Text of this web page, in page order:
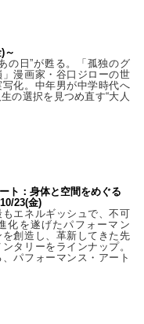
～
の日”が甦る。「孤独のグ
漫画家・谷口ジローの世
化。中年男が中学時代へ
の選択を見つめ直す“大人
ト：身体と空間をめぐる
23(金)
エネルギッシュで、不可
化を遂げたパフォーマン
創造し、革新してきた先
タリーをラインナップ。
パフォーマンス・アート